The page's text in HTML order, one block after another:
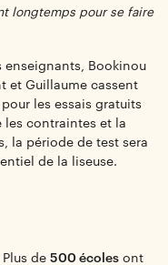
longtemps pour se faire
enseignants, Bookinou
et Guillaume cassent
les essais gratuits
les contraintes et la
la période de test sera
de la liseuse.
Plus de 500 écolesont